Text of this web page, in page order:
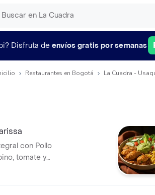
Disfruta de envíos gratis por semanas
Restaurantes en Bogotá La Cuadra -
con Pollo
tomate y